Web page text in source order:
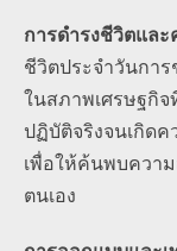
การดำรงชีวิตแล
ชีวิตประจำวันกา
ในสภาพเศรษฐกิจ
ปฏิบัติจริงจนเกิดค
เพื่อให้ค้นพบควา
ตนเอง